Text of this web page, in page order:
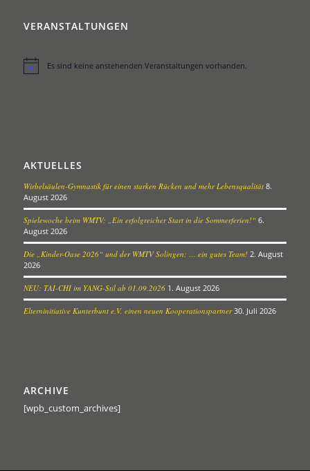
VERANSTALTUNGEN
HinweisEs sind keine anstehenden Veranstaltungen vorhanden.
AKTUELLES
Wirbelsäulen-Gymnastik für einen starken Rücken und mehr Lebensqualität 8.
August 2026
Spielewoche beim WMTV: „Ein erfolgreicher Start in die Sommerferien!“ 6.
August 2026
Die „Kinder-Oase 2026“ und der WMTV Solingen: … ein gutes Team! 2. August
2026
NEU: TAI-CHI im YANG-Stil ab 01.09.2026 1. August 2026
Elterninitiative Kunterbunt e.V. einen neuen Kooperationspartner 30. Juli 2026
ARCHIVE
[wpb_custom_archives]